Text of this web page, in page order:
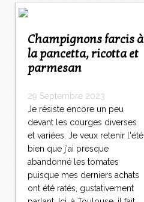
Champignons farcis à
la pancetta, ricotta et
parmesan
29 Septembre 2023
Je résiste encore un peu
devant les courges diverses
et variées. Je veux retenir l'été
bien que j'ai presque
abandonné les tomates
puisque mes derniers achats
ont été ratés, gustativement